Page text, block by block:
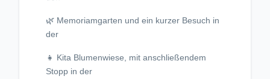
🌿 Memoriamgarten und ein kurzer Besuch in
der
👧 Kita Blumenwiese, mit anschließendem
Stopp in der